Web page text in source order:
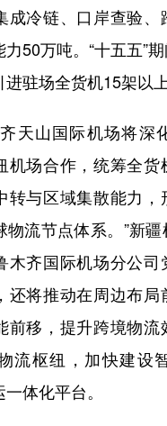
Español
язык 日本語
Português
成冷链、口岸查验、
50万吨。“十五五”
驻场全货机15架以上
山国际机场将深
机场合作，统筹全货
转与区域集散能力，
物流节点体系。”新
木齐国际机场分公
还将推动在周边布局
前移，提升跨境物
流枢纽，加快建设
体化平台。